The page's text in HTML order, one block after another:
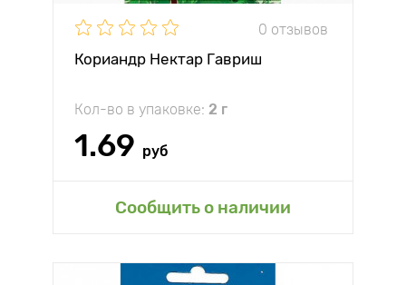
0 отзывов
Кориандр Нектар Гавриш
Кол-во в упаковке: 2 г
1.69 руб
Сообщить о наличии